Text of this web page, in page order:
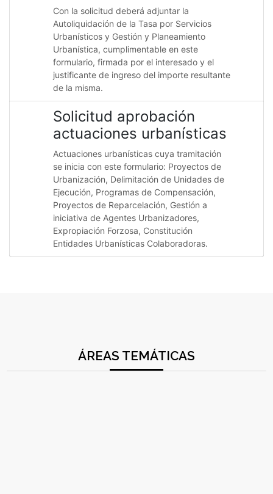
Con la solicitud deberá adjuntar la
Autoliquidación de la Tasa por Servicios
Urbanísticos y Gestión y Planeamiento
Urbanística, cumplimentable en este
formulario, firmada por el interesado y el
justificante de ingreso del importe resultante
de la misma.
Solicitud aprobación
actuaciones urbanísticas
Actuaciones urbanísticas cuya tramitación
se inicia con este formulario: Proyectos de
Urbanización, Delimitación de Unidades de
Ejecución, Programas de Compensación,
Proyectos de Reparcelación, Gestión a
iniciativa de Agentes Urbanizadores,
Expropiación Forzosa, Constitución
Entidades Urbanísticas Colaboradoras.
ÁREAS TEMÁTICAS